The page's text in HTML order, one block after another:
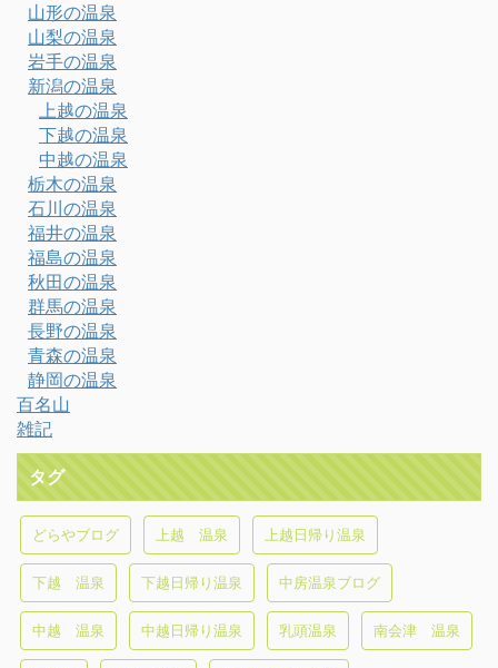
山形の温泉
山梨の温泉
岩手の温泉
新潟の温泉
上越の温泉
下越の温泉
中越の温泉
栃木の温泉
石川の温泉
福井の温泉
福島の温泉
秋田の温泉
群馬の温泉
長野の温泉
青森の温泉
静岡の温泉
百名山
雑記
タグ
どらやブログ 上越 温泉 上越日帰り温泉
下越 温泉 下越日帰り温泉 中房温泉ブログ
中越 温泉 中越日帰り温泉 乳頭温泉 南会津 温泉